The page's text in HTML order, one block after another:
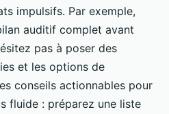
impulsifs. Par exemple,
auditif complet avant
pas à poser des
et les options de
conseils actionnables pour
fluide : préparez une liste